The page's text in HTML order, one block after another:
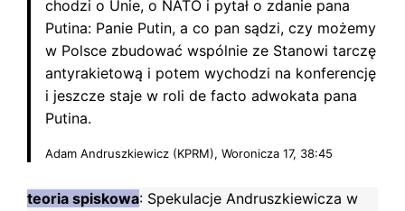
chodzi o Unie, o NATO i pytał o zdanie pana
Putina: Panie Putin, a co pan sądzi, czy możemy
w Polsce zbudować wspólnie ze Stanowi tarczę
antyrakietową i potem wychodzi na konferencję
i jeszcze staje w roli de facto adwokata pana
Putina.
Adam Andruszkiewicz (KPRM), Woronicza 17, 38:45
teoria spiskowa: Spekulacje Andruszkiewicza w